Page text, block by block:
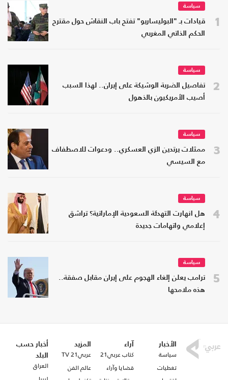
1
سياسة
قيادات بـ "البوليساريو" تفتح باب النقاش حول مقترح
الحكم الذاتي المغربي
2
سياسة
تفاصيل الضربة الوشيكة على إيران.. لهذا السبب
أصيب الأمريكيون بالذهول
3
سياسة
ممثلات يرتدين الزي العسكري.. ودعوات للاصطفاف
مع السيسي
4
سياسة
هل انهارت التهدئة السعودية الإماراتية؟ تراشق
إعلامي واتهامات جديدة
5
سياسة
ترامب يعلن إلغاء الهجوم على إيران مقابل صفقة..
هذه ملامحها
الأخبار
سياسة
تغطيات
آراء
كتاب عربي21
قضايا وآراء
المزيد
عربي21 TV
عالم الفن
أخبار حسب
البلد
العراق